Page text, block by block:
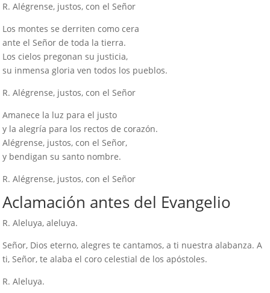
R. Alégrense, justos, con el Señor
Los montes se derriten como cera
ante el Señor de toda la tierra.
Los cielos pregonan su justicia,
su inmensa gloria ven todos los pueblos.
R. Alégrense, justos, con el Señor
Amanece la luz para el justo
y la alegría para los rectos de corazón.
Alégrense, justos, con el Señor,
y bendigan su santo nombre.
R. Alégrense, justos, con el Señor
Aclamación antes del Evangelio
R. Aleluya, aleluya.
Señor, Dios eterno, alegres te cantamos, a ti nuestra alabanza. A
ti, Señor, te alaba el coro celestial de los apóstoles.
R. Aleluya.